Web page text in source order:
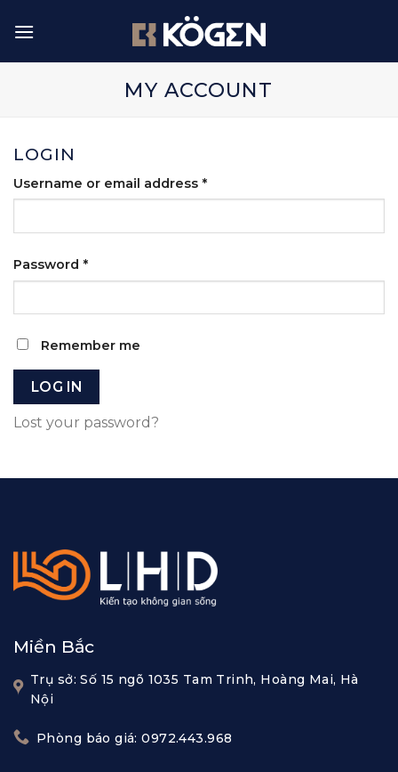
MY ACCOUNT
LOGIN
Username or email address *
Password *
Remember me
LOG IN
Lost your password?
Miền Bắc
Trụ sở: Số 15 ngõ 1035 Tam Trinh, Hoàng Mai, Hà
Nội
Phòng báo giá: 0972.443.968